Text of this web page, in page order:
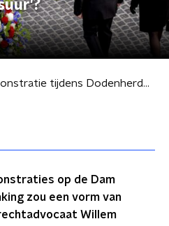
Verbieden demonstratie tijdens Dodenherdenking op de Dam 'vorm van censuur'?
op de Dam
zou een vorm van
Willem